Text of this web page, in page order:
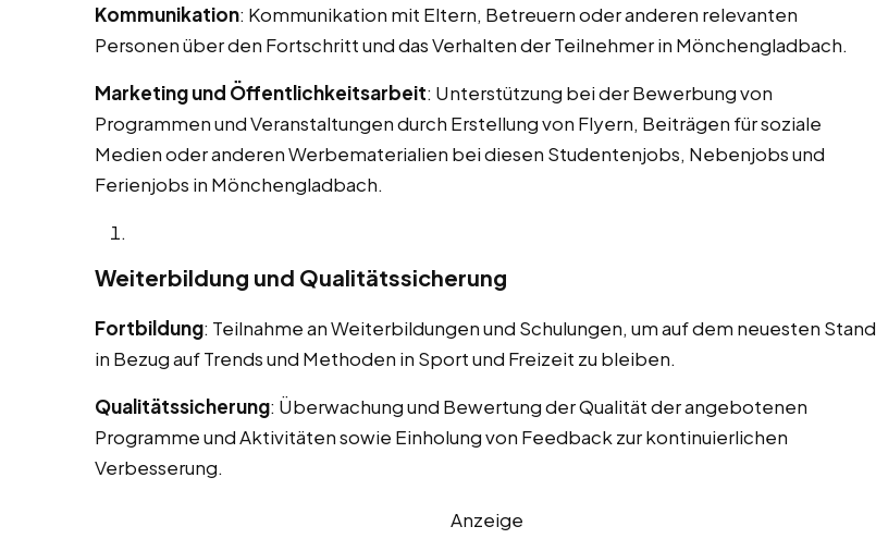
Kommunikation: Kommunikation mit Eltern, Betreuern oder anderen relevanten
Personen über den Fortschritt und das Verhalten der Teilnehmer in Mönchengladbach.
Marketing und Öffentlichkeitsarbeit: Unterstützung bei der Bewerbung von
Programmen und Veranstaltungen durch Erstellung von Flyern, Beiträgen für soziale
Medien oder anderen Werbematerialien bei diesen Studentenjobs, Nebenjobs und
Ferienjobs in Mönchengladbach.
Weiterbildung und Qualitätssicherung
Fortbildung: Teilnahme an Weiterbildungen und Schulungen, um auf dem neuesten Stand
in Bezug auf Trends und Methoden in Sport und Freizeit zu bleiben.
Qualitätssicherung: Überwachung und Bewertung der Qualität der angebotenen
Programme und Aktivitäten sowie Einholung von Feedback zur kontinuierlichen
Verbesserung.
Anzeige